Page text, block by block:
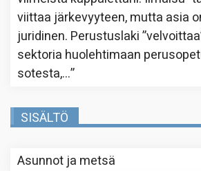
viittaa järkevyyteen, mutta asia
juridinen. Perustuslaki
sektoria huolehtimaan
sotesta,…”
SISÄLTÖ
Asunnot ja metsä